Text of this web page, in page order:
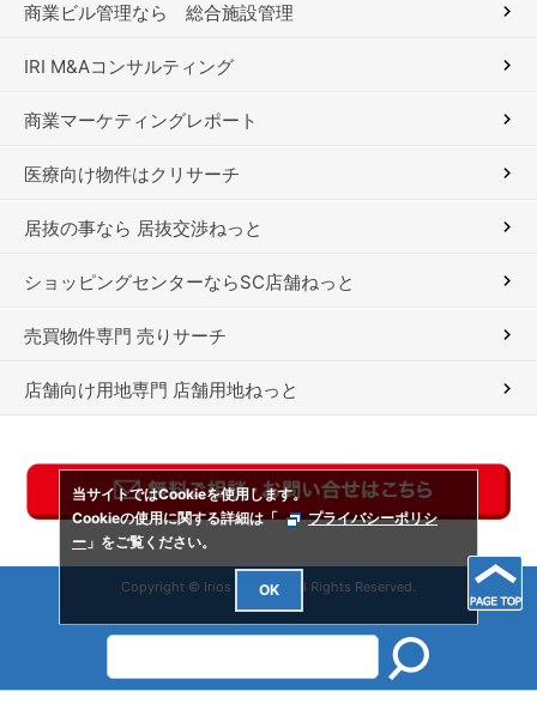
商業ビル管理なら 総合施設管理
IRI M&Aコンサルティング
商業マーケティングレポート
医療向け物件はクリサーチ
居抜の事なら 居抜交渉ねっと
ショッピングセンターならSC店舗ねっと
売買物件専門 売りサーチ
店舗向け用地専門 店舗用地ねっと
Copyright © Irios Co., Ltd. All Rights Reserved.
当サイトではCookieを使用します。
Cookieの使用に関する詳細は「
プライバシーポリシ
ー 」をご覧ください。
OK